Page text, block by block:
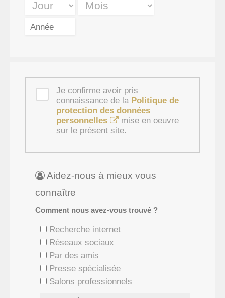
Je confirme avoir pris
connaissance de la Politique de
protection des données
personnelles
mise en oeuvre
sur le présent site.
Aidez-nous à mieux vous
connaître
Comment nous avez-vous trouvé ?
Recherche internet
Réseaux sociaux
Par des amis
Presse spécialisée
Salons professionnels